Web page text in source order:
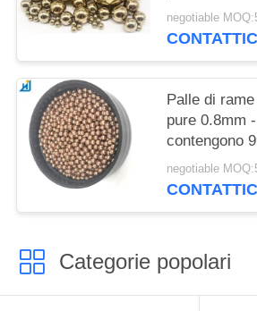
14.28mm
negotiable
Palle di
pure 0.8mm
contengono
1mm 2mm
negotiable
Categorie popolari